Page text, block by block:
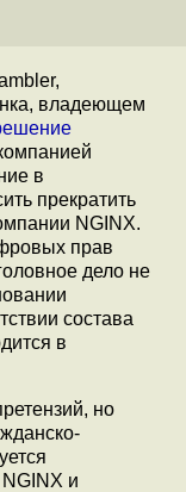
владеющем
в
прекратить
NGINX.
прав
дело не
состава
в
но
и